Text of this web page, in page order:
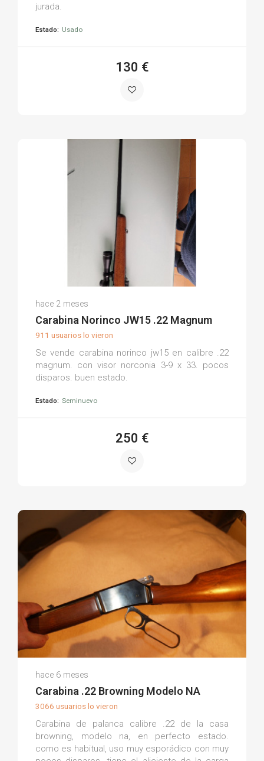
jurada.
Estado: Usado
130 €
hace 2 meses
Carabina Norinco JW15 .22 Magnum
911 usuarios lo vieron
Se vende carabina norinco jw15 en calibre .22
magnum. con visor norconia 3-9 x 33. pocos
disparos. buen estado.
Estado: Seminuevo
250 €
hace 6 meses
Carabina .22 Browning Modelo NA
3066 usuarios lo vieron
Carabina de palanca calibre .22 de la casa
browning, modelo na, en perfecto estado.
como es habitual, uso muy esporádico con muy